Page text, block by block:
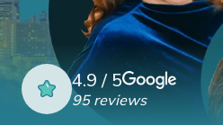
4.9 / 5
95 reviews